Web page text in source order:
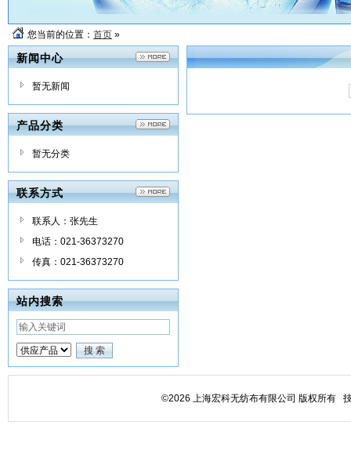
您当前的位置： 首页 »
新闻中心
暂无新闻
产品分类
暂无分类
联系方式
联系人：张先生
电话：021-36373270
传真：021-36373270
站内搜索
©2026 上海宏科无纺布有限公司 版权所有